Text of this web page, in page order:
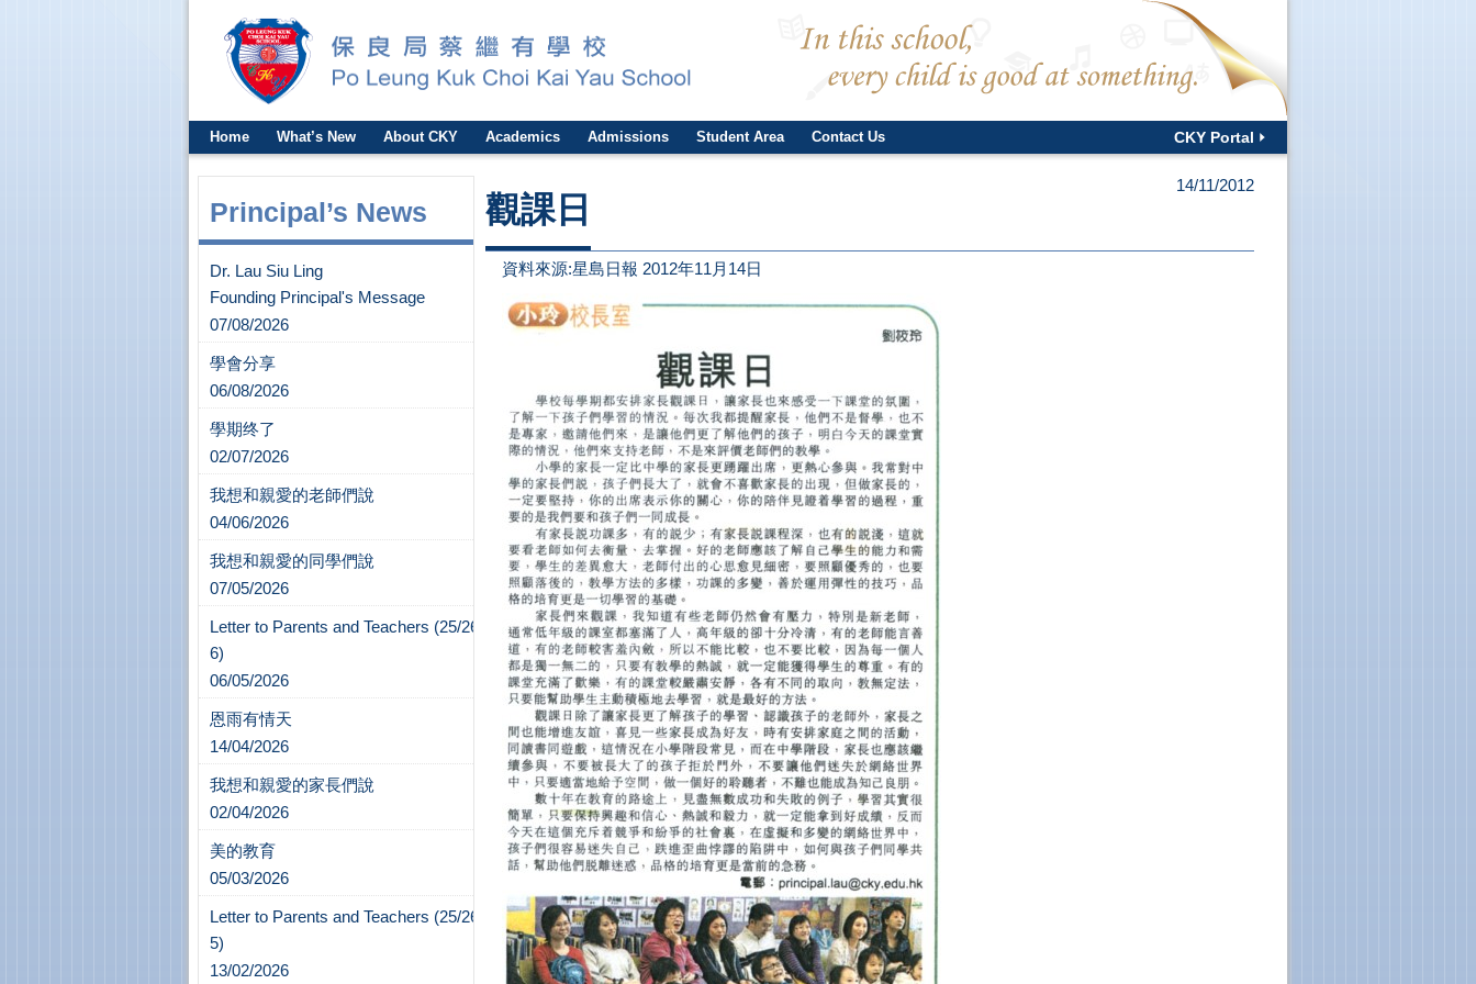
Home What’s New About CKY Academics Admissions Student Area Contact Us CKY Portal
Principal’s News
Dr. Lau Siu Ling
Founding Principal's Message
07/08/2026
學會分享
06/08/2026
學期终了
02/07/2026
我想和親愛的老師們說
04/06/2026
我想和親愛的同學們說
07/05/2026
Letter to Parents and Teachers (25/26-
6)
06/05/2026
恩雨有情天
14/04/2026
我想和親愛的家長們說
02/04/2026
美的教育
05/03/2026
Letter to Parents and Teachers (25/26-
5)
13/02/2026
觀課日
14/11/2012
資料來源:星島日報 2012年11月14日